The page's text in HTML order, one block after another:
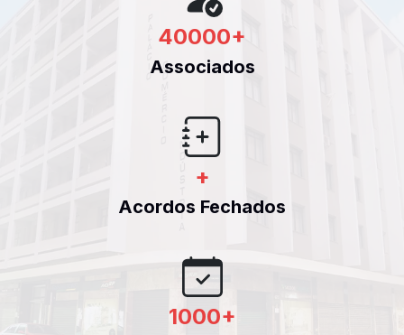
40000+
Associados
+
Acordos Fechados
1000+